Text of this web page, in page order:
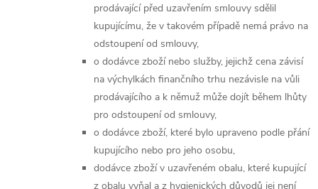
prodávající před uzavřením smlouvy sdělil
kupujícímu, že v takovém případě nemá právo na
odstoupení od smlouvy,
o dodávce zboží nebo služby, jejichž cena závisí
na výchylkách finančního trhu nezávisle na vůli
prodávajícího a k němuž může dojít během lhůty
pro odstoupení od smlouvy,
o dodávce zboží, které bylo upraveno podle přání
kupujícího nebo pro jeho osobu,
dodávce zboží v uzavřeném obalu, které kupující
z obalu vyňal a z hygienických důvodů jej není